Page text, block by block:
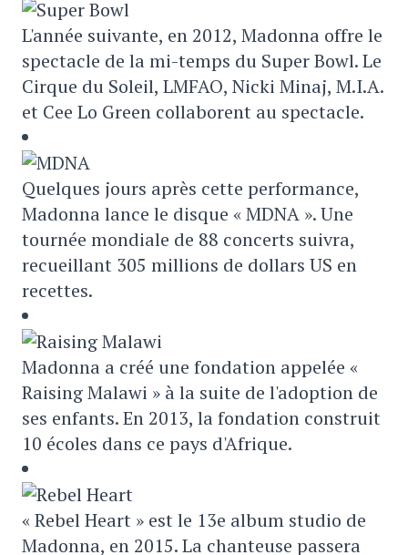
L'année suivante, en 2012, Madonna offre le
spectacle de la mi-temps du Super Bowl. Le
Cirque du Soleil, LMFAO, Nicki Minaj, M.I.A.
et Cee Lo Green collaborent au spectacle.
Quelques jours après cette performance,
Madonna lance le disque « MDNA ». Une
tournée mondiale de 88 concerts suivra,
recueillant 305 millions de dollars US en
recettes.
Madonna a créé une fondation appelée «
Raising Malawi » à la suite de l'adoption de
ses enfants. En 2013, la fondation construit
10 écoles dans ce pays d'Afrique.
« Rebel Heart » est le 13e album studio de
Madonna, en 2015. La chanteuse passera